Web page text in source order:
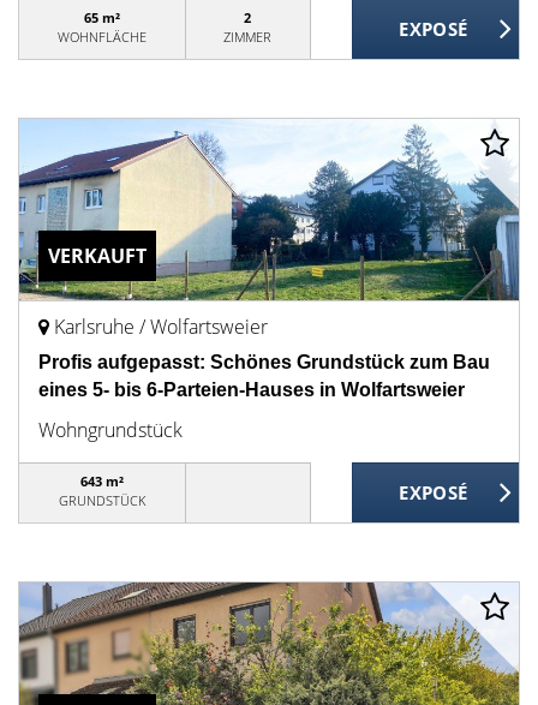
65 m²
WOHNFLÄCHE
2
ZIMMER
VERKAUFT
Karlsruhe / Wolfartsweier
Profis aufgepasst: Schönes Grundstück zum Bau
eines 5- bis 6-Parteien-Hauses in Wolfartsweier
Wohngrundstück
643 m²
GRUNDSTÜCK